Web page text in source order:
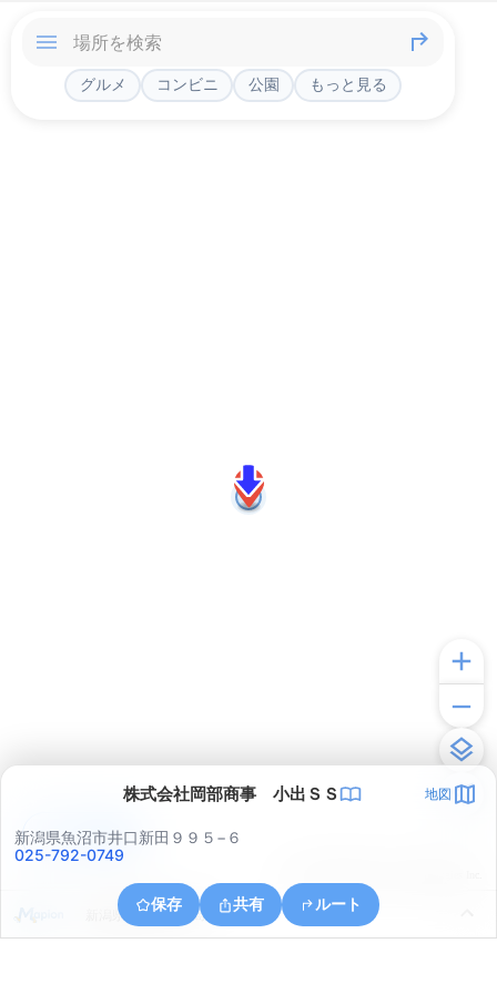
グルメ コンビニ 公園 もっと見る
株式会社岡部商事 小出ＳＳ 地図
新潟県魚沼市井口新田９９５−６
025-792-0749
保存 共有 ルート
新潟県魚沼市小出島
アプリで見る